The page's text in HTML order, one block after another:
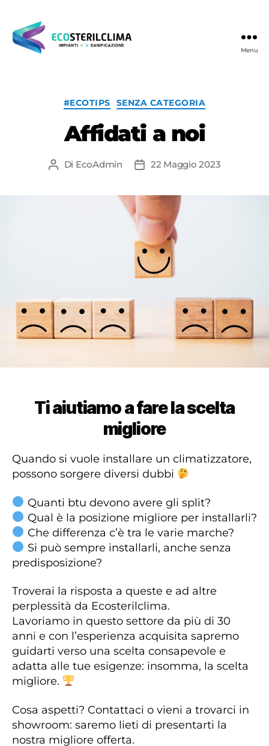
Menu
Categorie
#ECOTIPS SENZA CATEGORIA
Affidati a noi
Autore
Di EcoAdmin
Data22 Maggio 2023
Ti aiutiamo a fare la scelta
migliore
Quando si vuole installare un climatizzatore,
possono sorgere diversi dubbi
Quanti btu devono avere gli split?
Qual è la posizione migliore per installarli?
Che differenza c’è tra le varie marche?
Si può sempre installarli, anche senza
predisposizione?
Troverai la risposta a queste e ad altre
perplessità da Ecosterilclima.
Lavoriamo in questo settore da più di 30
anni e con l’esperienza acquisita sapremo
guidarti verso una scelta consapevole e
adatta alle tue esigenze: insomma, la scelta
migliore.
Cosa aspetti? Contattaci o vieni a trovarci in
showroom: saremo lieti di presentarti la
nostra migliore offerta.